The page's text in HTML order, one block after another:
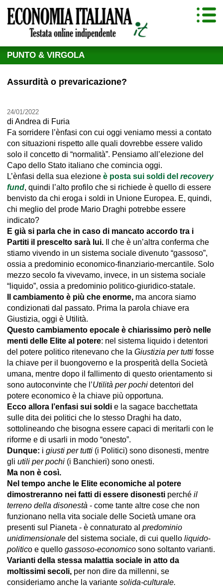
PUNTO & VIRGOLA
Assurdità o prevaricazione?
24/01/2022
di Andrea di Furia
Fa sorridere l’ènfasi con cui oggi veniamo messi a contato
con situazioni rispetto alle quali dovrebbe essere valido
solo il concetto di “normalità”. Pensiamo all’elezione del
Capo dello Stato italiano che comincia oggi.
L’ènfasi della sua elezione è posta sui soldi del recovery
fund, quindi l’alto profilo che si richiede è quello di essere
benvisto da chi eroga i soldi in Unione Europea. E, quindi,
chi meglio del prode Mario Draghi potrebbe essere
indicato?
E già si parla che in caso di mancato accordo tra i
Partiti il prescelto sarà lui. Il che è un’altra conferma che
stiamo vivendo in un sistema sociale divenuto “gassoso”,
ossia a predominio economico-finanziario-mercantile. Solo
mezzo secolo fa vivevamo, invece, in un sistema sociale
“liquido”, ossia a predominio politico-giuridico-statale.
Il cambiamento è più che enorme, ma ancora siamo
condizionati dal passato. Prima la parola chiave era
Giustizia, oggi è Utilità.
Questo cambiamento epocale è chiarissimo però nelle
menti delle Elite al potere: nel sistema liquido i detentori
del potere politico ritenevano che la Giustizia per tutti fosse
la chiave per il buongoverno e la prosperità della Società
umana, mentre dopo il fallimento di questo orientamento si
sono autoconvinte che l’Utilità per pochi detentori del
potere economico è la chiave più opportuna.
Ecco allora l’enfasi sui soldi e la sagace bacchettata
sulle dita dei politici che lo stesso Draghi ha dato,
sottolineando che bisogna essere capaci di meritarli con le
riforme e di usarli in modo “onesto”.
Dunque: i giusti per tutti (i Politici) sono disonesti, mentre
gli utili per pochi (i Banchieri) sono onesti.
Ma non è così.
Nel tempo anche le Elite economiche al potere
dimostreranno nei fatti di essere disonesti perché il
terreno della disonestà - come tante altre cose che non
funzionano nella vita sociale delle Società umane ora
presenti sul Pianeta - è connaturato al predominio
unidimensionale del sistema sociale, di cui quello liquido-
politico e quello gassoso-economico sono soltanto varianti.
Varianti della stessa malattia sociale in atto da
moltissimi secoli, per non dire da millenni, se
consideriamo anche la variante solida-culturale.